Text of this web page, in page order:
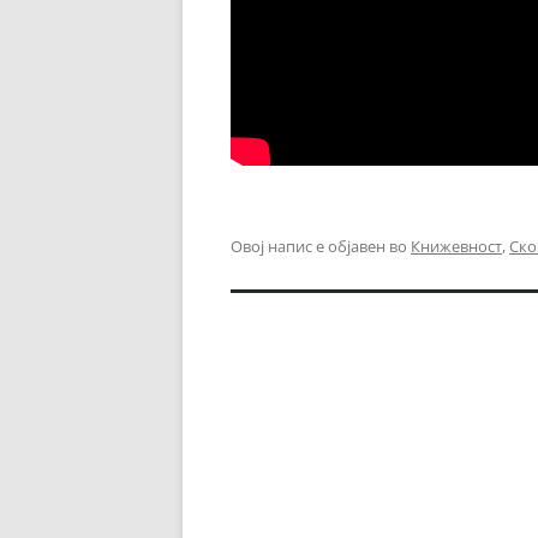
Овој напис е објавен во Книжевност,